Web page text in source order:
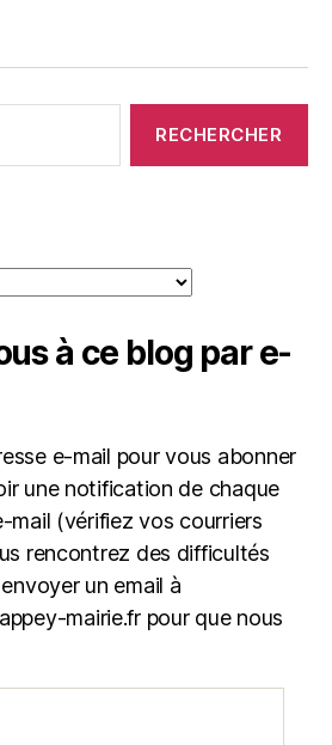
à ce blog par e-
e-mail pour vous abonner
une notification de chaque
mail (vérifiez vos courriers
rencontrez des difficultés
un email à
mairie.fr pour que nous